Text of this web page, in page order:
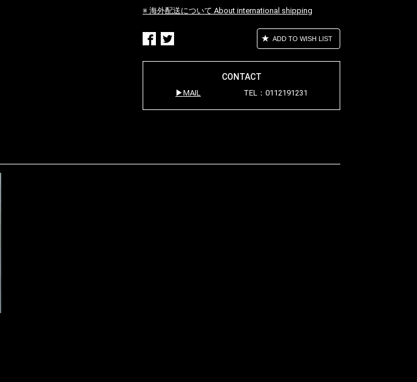
※ 海外配送について About international shipping
ADD TO WISH LIST
CONTACT
MAIL TEL：0112191231